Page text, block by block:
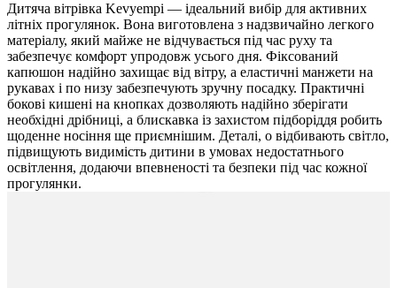
Дитяча вітрівка Kevyempi — ідеальний вибір для активних
літніх прогулянок. Вона виготовлена з надзвичайно легкого
матеріалу, який майже не відчувається під час руху та
забезпечує комфорт упродовж усього дня. Фіксований
капюшон надійно захищає від вітру, а еластичні манжети на
рукавах і по низу забезпечують зручну посадку. Практичні
бокові кишені на кнопках дозволяють надійно зберігати
необхідні дрібниці, а блискавка із захистом підборіддя робить
щоденне носіння ще приємнішим. Деталі, о відбивають світло,
підвищують видимість дитини в умовах недостатнього
освітлення, додаючи впевненості та безпеки під час кожної
прогулянки.